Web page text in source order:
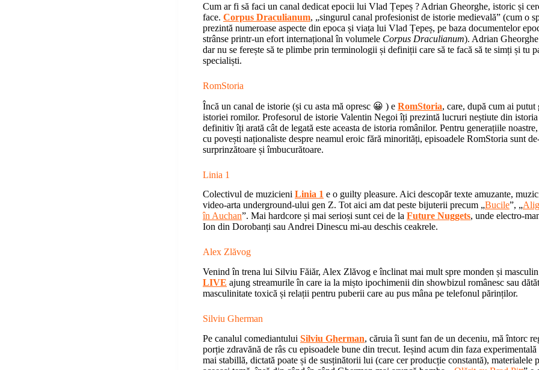
Cum ar fi să faci un canal dedicat epocii lui Vlad Țepeș ? Adrian Gheorghe, istoric și
face. Corpus Draculianum, „singurul canal profesionist de istorie medievală” (cum o
prezintă numeroase aspecte din epoca și viața lui Vlad Țepeș, pe baza documentelor
strânse printr-un efort internațional în volumele Corpus Draculianum). Adrian
dar nu se ferește să te plimbe prin terminologii și definiții care să te facă să te simți și tu
specialiști.
RomStoria
Încă un canal de istorie (și cu asta mă opresc 😀 ) e RomStoria, care, după cum ai putut
istoriei romilor. Profesorul de istorie Valentin Negoi îți prezintă lucruri neștiute din
definitiv îți arată cât de legată este aceasta de istoria românilor. Pentru generațiile
cu povești naționaliste despre neamul eroic fără minorități, episoadele RomStoria sunt
surprinzătoare și îmbucurătoare.
Linia 1
Colectivul de muzicieni Linia 1 e o guilty pleasure. Aici descopăr texte amuzante,
video-arta underground-ului gen Z. Tot aici am dat peste bijuterii precum „Bucile”, „
în Auchan”. Mai hardcore și mai serioși sunt cei de la Future Nuggets, unde electro-
Ion din Dorobanți sau Andrei Dinescu mi-au deschis ceakrele.
Alex Zlăvog
Venind în trena lui Silviu Făiăr, Alex Zlăvog e înclinat mai mult spre monden și
LIVE ajung streamurile în care ia la mișto ipochimenii din showbizul românesc sau
masculinitate toxică și relații pentru puberii care au pus mâna pe telefonul părinților.
Silviu Gherman
Pe canalul comediantului Silviu Gherman, căruia îi sunt fan de un deceniu, mă întorc
porție zdravănă de râs cu episoadele bune din trecut. Ieșind acum din faza
mai stabillă, dictată poate și de susținătorii lui (care cer producție constantă), materialele